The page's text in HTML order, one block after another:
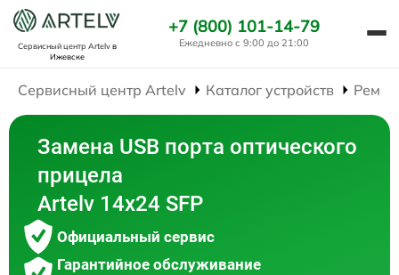
Сервисный центр Artelvв
Ижевске
+7 (800) 101-14-79
Ежедневно с 9:00 до 21:00
Сервисный центр Artelv Каталог устройств
Замена USB порта оптического
прицела
Artelv 14x24 SFP
Официальный сервис
Гарантийное обслуживание